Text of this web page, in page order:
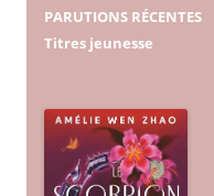
PARUTIONS RÉCENTES
Titres jeunesse